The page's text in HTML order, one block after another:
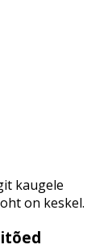
kaugele
on keskel.